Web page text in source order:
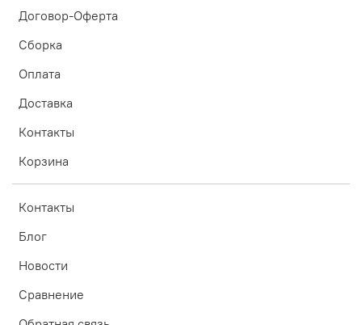
Договор-Оферта
Сборка
Оплата
Доставка
Контакты
Корзина
Контакты
Блог
Новости
Сравнение